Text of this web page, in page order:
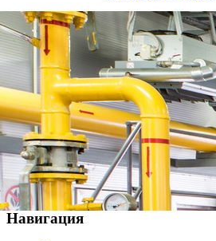
8 (496) 610-00-84
8 (926) 219-57-91
Навигация